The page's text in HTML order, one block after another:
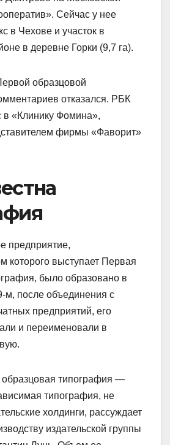
Сейчас у нее
в Чехове и участок в
в деревне Горки (9,7 га).
образцовой
отказался. РБК
в «Клинику Фомина»,
фирмы «Фаворит»
предприятие,
которого выступает Первая
было образовано в
м, после объединения с
предприятий, его
и переименовали в
типография —
типография, не
холдинги, рассуждает
издательской группы